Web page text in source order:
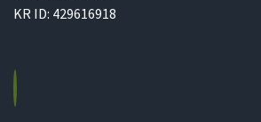
KR ID: 429616918